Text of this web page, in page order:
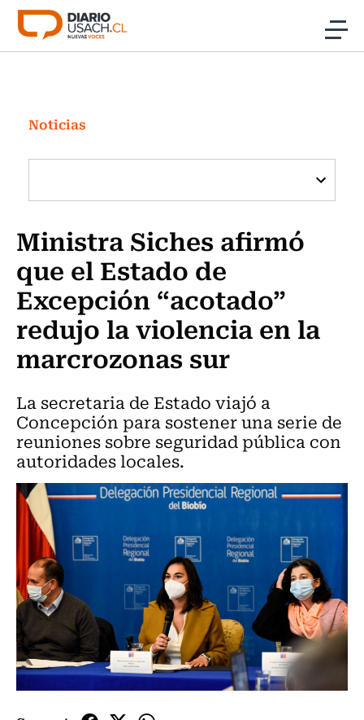
Click acá para ir directamente al contenido
Investigación
Cultura
Programas Radio y TV Usach
Noticias
Ministra Siches afirmó
que el Estado de
Excepción “acotado”
redujo la violencia en la
marcrozonas sur
La secretaria de Estado viajó a
Concepción para sostener una serie de
reuniones sobre seguridad pública con
autoridades locales.